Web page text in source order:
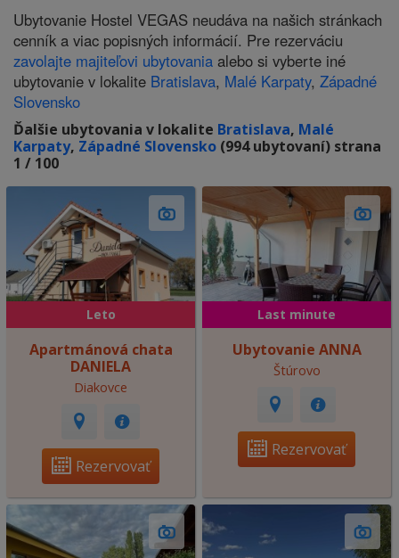
Ubytovanie Hostel VEGAS neudáva na našich stránkach
cenník a viac popisných informácií. Pre rezerváciu
zavolajte majiteľovi ubytovania alebo si vyberte iné
ubytovanie v lokalite Bratislava, Malé Karpaty, Západné
Slovensko
Ďalšie ubytovania v lokalite Bratislava, Malé
Karpaty, Západné Slovensko (994 ubytovaní) strana
1 / 100
Leto
Apartmánová chata
DANIELA
Diakovce
Rezervovať
Last minute
Ubytovanie ANNA
Štúrovo
Rezervovať